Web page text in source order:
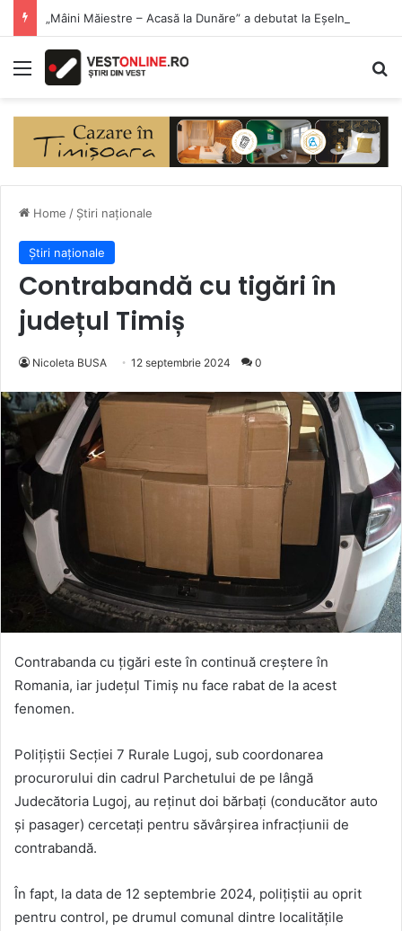
Menu
Home / Știri naționale
Știri naționale
Contrabandă cu tigări în
județul Timiș
Nicoleta BUSA 12 septembrie 2024 0
Contrabanda cu țigări este în continuă creștere în
Romania, iar județul Timiș nu face rabat de la acest
fenomen.
Polițiștii Secției 7 Rurale Lugoj, sub coordonarea
procurorului din cadrul Parchetului de pe lângă
Judecătoria Lugoj, au reținut doi bărbați (conducător auto
și pasager) cercetați pentru săvârșirea infracțiunii de
contrabandă.
În fapt, la data de 12 septembrie 2024, polițiștii au oprit
pentru control, pe drumul comunal dintre localitățile